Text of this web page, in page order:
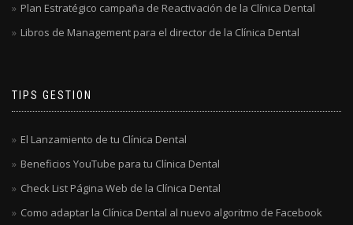
Plan Estratégico campaña de Reactivación de la Clínica Dental
Libros de Management para el director de la Clínica Dental
TIPS GESTION
El Lanzamiento de tu Clínica Dental
Beneficios YouTube para tu Clínica Dental
Check List Página Web de la Clínica Dental
Como adaptar la Clínica Dental al nuevo algoritmo de Facebook